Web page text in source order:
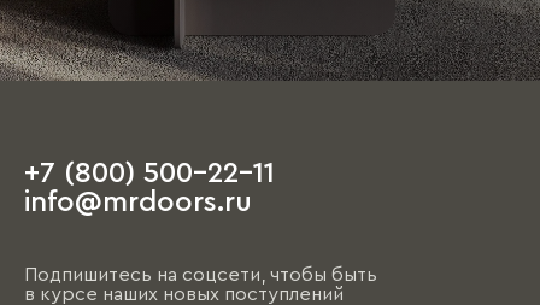
+7 (800) 500-22-11
info@mrdoors.ru
Подпишитесь на соцсети, чтобы быть
в курсе наших новых поступлений